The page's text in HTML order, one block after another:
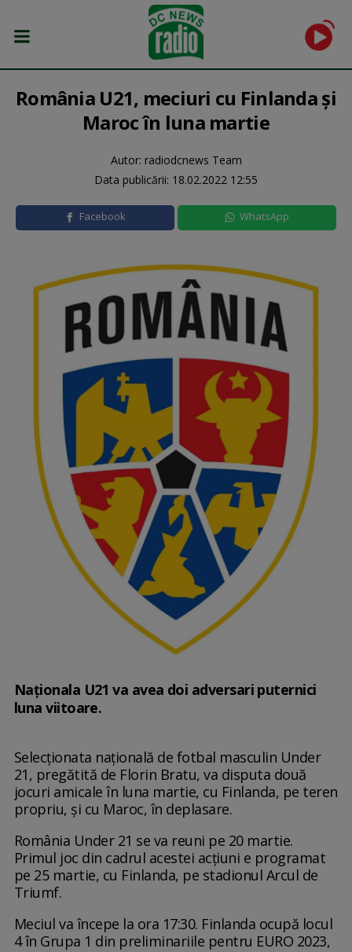
România U21, meciuri cu Finlanda și
Maroc în luna martie
Autor: radiodcnews Team
Data publicării: 18.02.2022 12:55
Facebook WhatsApp
Naţionala U21 va avea doi adversari puternici
luna viitoare.
Selecționata națională de fotbal masculin Under
21, pregătită de Florin Bratu, va disputa două
jocuri amicale în luna martie, cu Finlanda, pe teren
propriu, și cu Maroc, în deplasare.
România Under 21 se va reuni pe 20 martie.
Primul joc din cadrul acestei acțiuni e programat
pe 25 martie, cu Finlanda, pe stadionul Arcul de
Triumf.
Meciul va începe la ora 17:30. Finlanda ocupă locul
4 în Grupa 1 din preliminariile pentru EURO 2023,